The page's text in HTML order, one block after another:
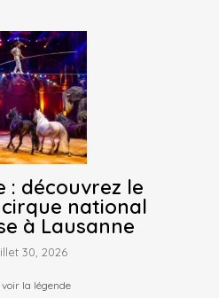
: découvrez le
national
à Lausanne
30, 2026
la légende